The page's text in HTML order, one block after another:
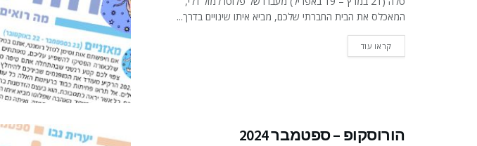
המאכלס את הבית החברתי שלכם, מביא איתו שינויים בדרך...
קראו עודDETAILS
הורוסקופ – ספטמבר 2024